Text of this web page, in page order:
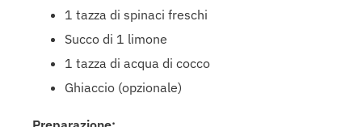
1 tazza di spinaci freschi
Succo di 1 limone
1 tazza di acqua di cocco
Ghiaccio (opzionale)